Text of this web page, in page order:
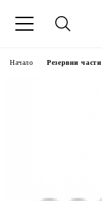
Начало Резервни части